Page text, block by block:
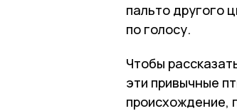
пальто другого
по голосу.
Чтобы
эти привычные
происхождение,